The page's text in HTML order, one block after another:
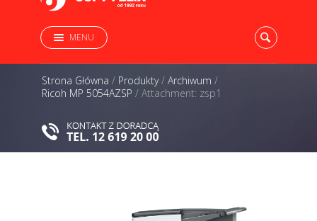
MENU
Strona Główna / Produkty/ Archiwum /
Ricoh MP 5054AZSP / Attachment: zsp1